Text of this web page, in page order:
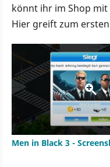
könnt ihr im Shop mit
Hier greift zum
Men in Black 3 -